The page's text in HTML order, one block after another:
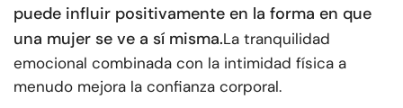
puede influir positivamente en la forma en que
una mujer se ve a sí misma.La tranquilidad
emocional combinada con la intimidad física a
menudo mejora la confianza corporal.